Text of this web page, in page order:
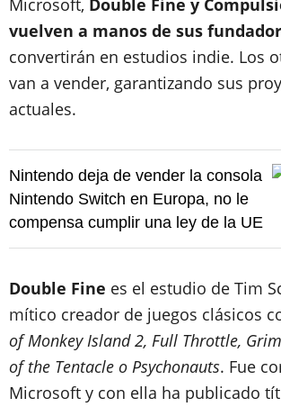
Microsoft, Double Fine y
vuelven a manos de sus
convertirán en estudios indie. Los
van a vender, garantizando sus
actuales.
Nintendo deja de vender la consola
Nintendo Switch en Europa, no le
compensa cumplir una ley de la UE
Double Fine es el estudio de Tim
mítico creador de juegos clásicos
of Monkey Island 2, Full Throttle,
of the Tentacle o Psychonauts. Fue
Microsoft y con ella ha publicado